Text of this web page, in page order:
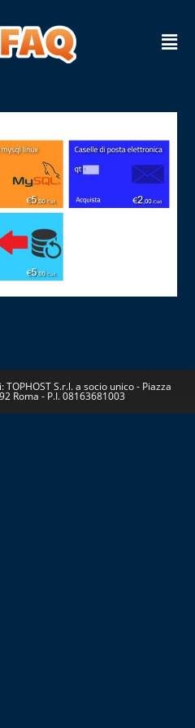
S.r.l. a socio unico - Piazza
Roma - P.I. 08163681003